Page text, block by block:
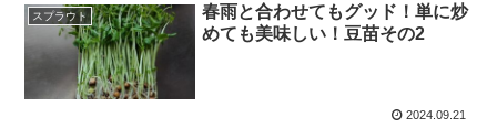
スプラウト
春雨と合わせてもグッド！単に炒
めても美味しい！豆苗その2
2024.09.21